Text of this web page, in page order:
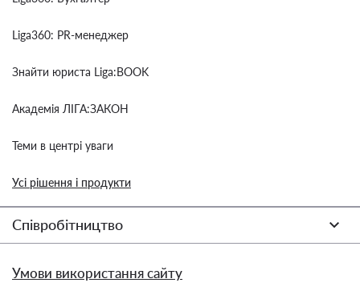
Liga360: PR-менеджер
Знайти юриста Liga:BOOK
Академія ЛІГА:ЗАКОН
Теми в центрі уваги
Усі рішення і продукти
Співробітництво
Умови використання сайту